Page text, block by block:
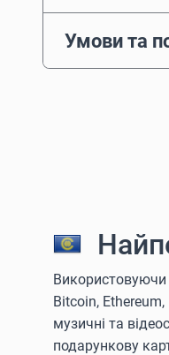
Умови та
Використовуючи
Bitcoin,
музичні та
подарункову